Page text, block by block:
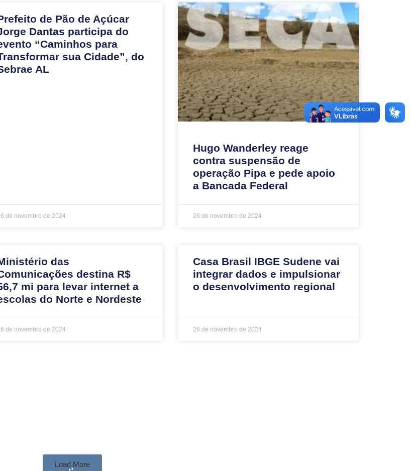
de Pão de Açúcar
Dantas participa do
“Caminhos para
sua Cidade”, do
AL
de novembro de 2024
Hugo Wanderley reage
contra suspensão de
operação Pipa e pede apoio
a Bancada Federal
26 de novembro de 2024
das
destina R$
mi para levar internet a
do Norte e Nordeste
de novembro de 2024
Casa Brasil IBGE Sudene vai
integrar dados e impulsionar
o desenvolvimento regional
26 de novembro de 2024
Load More